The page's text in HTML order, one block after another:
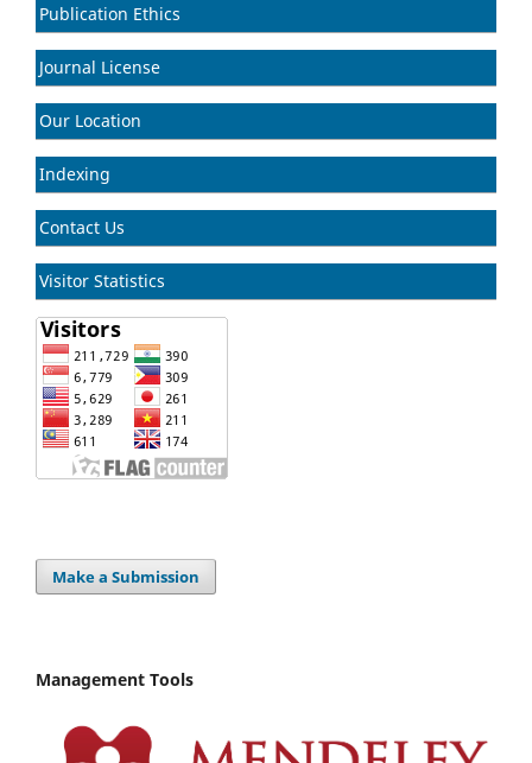
Publication Ethics
Journal License
Our Location
Indexing
Contact Us
Visitor Statistics
Make a Submission
Management Tools